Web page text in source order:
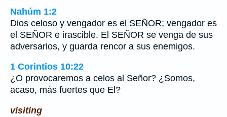
Nahúm 1:2
Dios celoso y vengador es el SEÑOR; vengador es
el SEÑOR e irascible. El SEÑOR se venga de sus
adversarios, y guarda rencor a sus enemigos.
1 Corintios 10:22
¿O provocaremos a celos al Señor? ¿Somos,
acaso, más fuertes que El?
visiting